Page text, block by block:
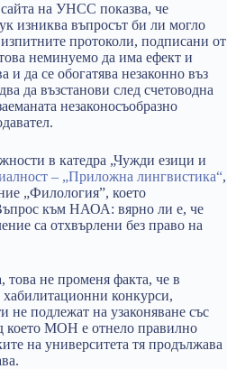
на УНСС показва, че
изниква въпросът би ли могло
протоколи, подписани от
неминуемо да има ефект и
да се обогатява незаконно въз
да възстанови след счетоводна
незаконосъобразно
в катедра „Чужди езици и
– „Приложна лингвистика“,
„Филология”, което
към НАОА: вярно ли е, че
са отхвърлени без право на
това не променя факта, че в
хабилитационни конкурси,
подлежат на узаконяване със
което МОН е отнело правилно
на университета тя продължава